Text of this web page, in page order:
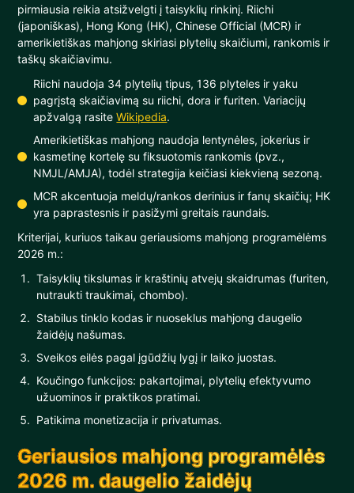
pirmiausia reikia atsižvelgti į taisyklių rinkinį. Riichi
(japoniškas), Hong Kong (HK), Chinese Official (MCR) ir
amerikietiškas mahjong skiriasi plytelių skaičiumi, rankomis ir
taškų skaičiavimu.
Riichi naudoja 34 plytelių tipus, 136 plyteles ir yaku
pagrįstą skaičiavimą su riichi, dora ir furiten. Variacijų
apžvalgą rasiteWikipedia.
Amerikietiškas mahjong naudoja lentynėles, jokerius ir
kasmetinę kortelę su fiksuotomis rankomis (pvz.,
NMJL/AMJA), todėl strategija keičiasi kiekvieną sezoną.
MCR akcentuoja meldų/rankos derinius ir fanų skaičių; HK
yra paprastesnis ir pasižymi greitais raundais.
Kriterijai, kuriuos taikau geriausioms mahjong programėlėms
2026 m.:
Taisyklių tikslumas ir kraštinių atvejų skaidrumas (furiten,
nutraukti traukimai, chombo).
Stabilus tinklo kodas ir nuoseklus mahjong daugelio
žaidėjų našumas.
Sveikos eilės pagal įgūdžių lygį ir laiko juostas.
Koučingo funkcijos: pakartojimai, plytelių efektyvumo
užuominos ir praktikos pratimai.
Patikima monetizacija ir privatumas.
Geriausios mahjong programėlės
2026 m. daugelio žaidėjų